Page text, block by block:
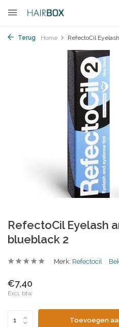
Terug Home RefectoCil
RefectoCil Eyelash
blueblack 2
Merk: Refectocil
€7,40
Excl. btw
Toevoegen